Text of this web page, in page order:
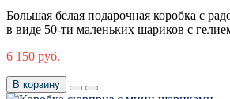
Большая белая подарочная коробка с
в виде 50-ти маленьких шариков с
6 150 руб.
В корзину